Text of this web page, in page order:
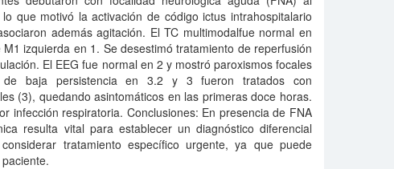
que motivó la activación de código ictus intrahospitalario
además agitación. El TC multimodalfue normal en
izquierda en 1. Se desestimó tratamiento de reperfusión
El EEG fue normal en 2 y mostró paroxismos focales
de baja persistencia en 3.2 y 3 fueron tratados con
(3), quedando asintomáticos en las primeras doce horas.
infección respiratoria. Conclusiones: En presencia de FNA
resulta vital para establecer un diagnóstico diferencial
tratamiento específico urgente, ya que puede